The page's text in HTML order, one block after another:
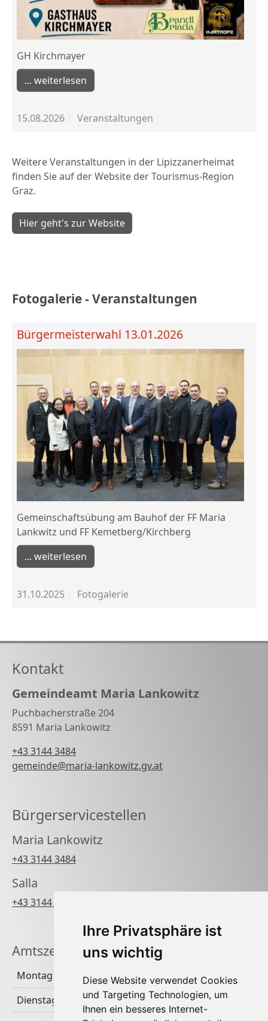
Ihre Privatsphäre ist
uns wichtig
Diese Website verwendet Cookies
und Targeting Technologien, um
Ihnen ein besseres Internet-
GH Kirchmayer
weiterlesen
15.08.2026 Veranstaltungen
Weitere Veranstaltungen in der Lipizzanerheimat
finden Sie auf der Website der Tourismus-Region
Graz.
Hier geht's zur Website
Fotogalerie - Veranstaltungen
Bürgermeisterwahl 13.01.2026
Gemeinschaftsübung am Bauhof der FF Maria
Lankwitz und FF Kemetberg/Kirchberg
weiterlesen
31.10.2025 Fotogalerie
Kontakt
Gemeindeamt Maria Lankowitz
Puchbacherstraße 204
8591 Maria Lankowitz
+43 3144 3484
gemeinde@maria-lankowitz.gv.at
Bürgerservicestellen
Maria Lankowitz
+43 3144 3484
Salla
+43 3144 3484 270
Amtszeiten
Montag
Dienstag & Donnerstag